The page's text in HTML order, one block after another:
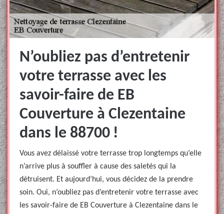
N’oubliez pas d’entretenir
votre terrasse avec les
savoir-faire de EB
Couverture à Clezentaine
dans le 88700 !
Vous avez délaissé votre terrasse trop longtemps qu’elle
n’arrive plus à souffler à cause des saletés qui la
détruisent. Et aujourd’hui, vous décidez de la prendre
soin. Oui, n’oubliez pas d’entretenir votre terrasse avec
les savoir-faire de EB Couverture à Clezentaine dans le